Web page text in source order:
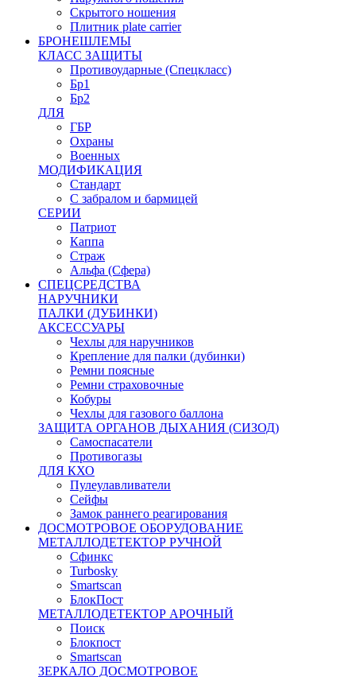
Скрытого ношения
Плитник plate carrier
БРОНЕШЛЕМЫ
КЛАСС ЗАЩИТЫ
Противоударные (Спецкласс)
Бр1
Бр2
ДЛЯ
ГБР
Охраны
Военных
МОДИФИКАЦИЯ
Стандарт
С забралом и бармицей
СЕРИИ
Патриот
Каппа
Страж
Альфа (Сфера)
СПЕЦСРЕДСТВА
НАРУЧНИКИ
ПАЛКИ (ДУБИНКИ)
АКСЕССУАРЫ
Чехлы для наручников
Крепление для палки (дубинки)
Ремни поясные
Ремни страховочные
Кобуры
Чехлы для газового баллона
ЗАЩИТА ОРГАНОВ ДЫХАНИЯ (СИЗОД)
Самоспасатели
Противогазы
ДЛЯ КХО
Пулеулавливатели
Сейфы
Замок раннего реагирования
ДОСМОТРОВОЕ ОБОРУДОВАНИЕ
МЕТАЛЛОДЕТЕКТОР РУЧНОЙ
Сфинкс
Turbosky
Smartscan
БлокПост
МЕТАЛЛОДЕТЕКТОР АРОЧНЫЙ
Поиск
Блокпост
Smartscan
ЗЕРКАЛО ДОСМОТРОВОЕ